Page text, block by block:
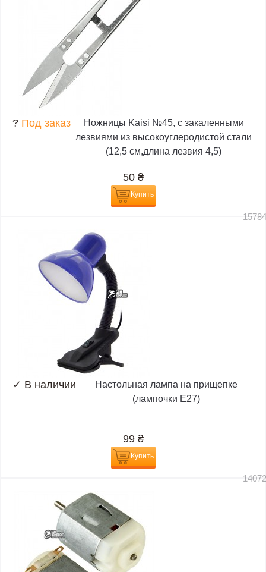
? Под заказ
Ножницы Kaisi №45, с закаленными
лезвиями из высокоуглеродистой стали
(12,5 см,длина лезвия 4,5)
50 ₴
Купить
✓ В наличии
Настольная лампа на прищепке
(лампочки E27)
99 ₴
Купить